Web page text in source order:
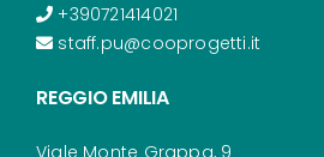
+390721414021
staff.pu@cooprogetti.it
REGGIO EMILIA